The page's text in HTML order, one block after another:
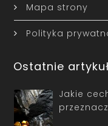
Mapa strony
Polityka
Ostatnie
Jakie